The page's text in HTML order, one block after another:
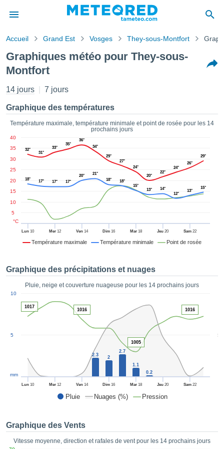
de
a
des
Vous
les
:
les
des
par le
de
sur
ACCEPTER
CONTINUER
PARAMÈTRES
Accueil Grand Est Vosges They-sous-Montfort
Graphiques météo pour They-sous-
Montfort
14 jours 7 jours
Graphique des températures
Température maximale, température minimale et point de rosée pour les 14
prochains jours
Température maximale Température minimale Point de rosée
Lun 10 Mer12 Ven14 Dim 16 Mar18 Jeu 20 Sam22
5
10
15
20
25
30
35
40
°C
32°
31°
33°
35°
36°
34°
29°
27°
24°
20°
22°
24°
26°
29°
18° 17° 17° 17°
20°
21°
18°
18°
15°
13°
14°
12°
13°
15°
Graphique des précipitations et nuages
Pluie, neige et couverture nuageuse pour les 14 prochains jours
Pluie Nuages (%) Pression
50
Lun 10 Mer12 Ven14 Dim 16 Mar18 Jeu 20 Sam22
5
10
mm
2.3 2
2.7
1.1
0.2
1017
1016
1005
1016
Graphique des Vents
Vitesse moyenne, direction et rafales de vent pour les 14 prochains jours